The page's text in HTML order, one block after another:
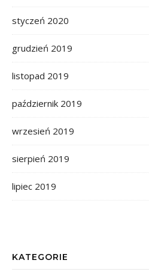
styczeń 2020
grudzień 2019
listopad 2019
październik 2019
wrzesień 2019
sierpień 2019
lipiec 2019
KATEGORIE